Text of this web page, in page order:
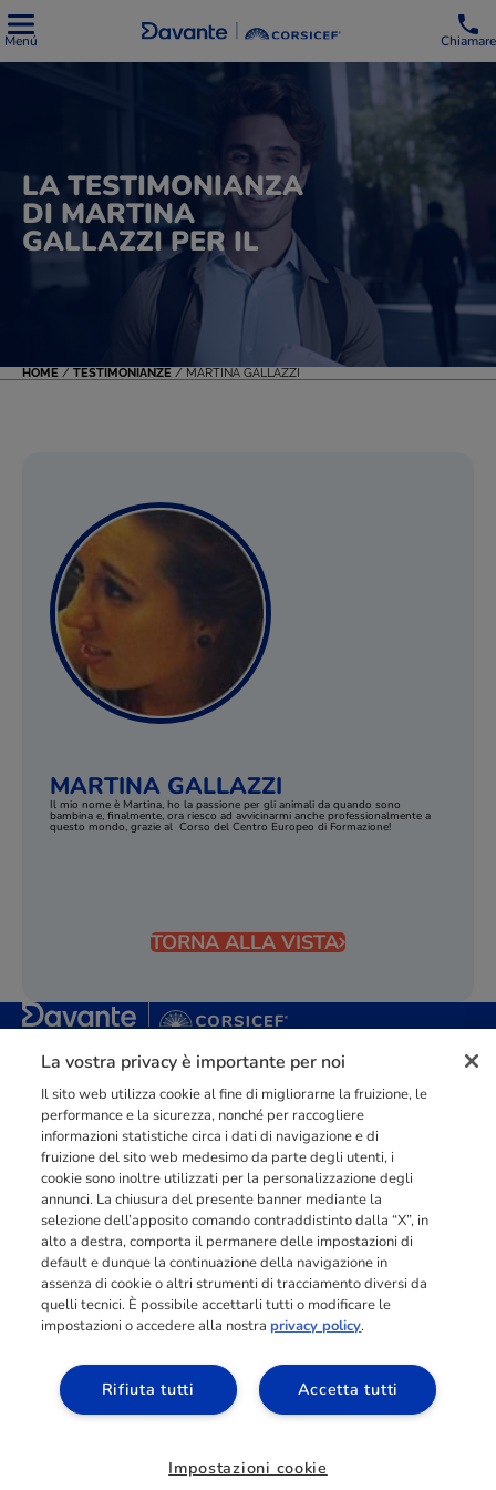
Menú Chiamare
LA TESTIMONIANZA
DI MARTINA
GALLAZZI PER IL
HOME / TESTIMONIANZE / MARTINA GALLAZZI
MARTINA GALLAZZI
Il mio nome è Martina, ho la passione per gli animali da quando sono
bambina e, finalmente, ora riesco ad avvicinarmi anche professionalmente a
questo mondo, grazie al Corso del Centro Europeo di Formazione!
TORNA ALLA VISTA
Punto di riferimento didimensione europeanella
orientata al mercato del lavoro con più di
raggiunti e formati all’anno tra Spagna, Portogallo e Italia.
03211992123
INFORMAZIONI
RISORSE
ACCESSO AREA
Richiedi informazioni
La vostra privacy è importante per noi
Il sito web utilizza cookie al fine di migliorarne la fruizione, le
performance e la sicurezza, nonché per raccogliere
informazioni statistiche circa i dati di navigazione e di
fruizione del sito web medesimo da parte degli utenti, i
cookie sono inoltre utilizzati per la personalizzazione degli
annunci. La chiusura del presente banner mediante la
selezione dell’apposito comando contraddistinto dalla “X”, in
alto a destra, comporta il permanere delle impostazioni di
default e dunque la continuazione della navigazione in
assenza di cookie o altri strumenti di tracciamento diversi da
quelli tecnici. È possibile accettarli tutti o modificare le
impostazioni o accedere alla nostraprivacy policy.
Accetta tutti
Rifiuta tutti
Impostazioni cookie